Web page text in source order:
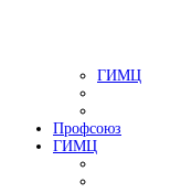
ГИМЦ
Профсоюз
ГИМЦ